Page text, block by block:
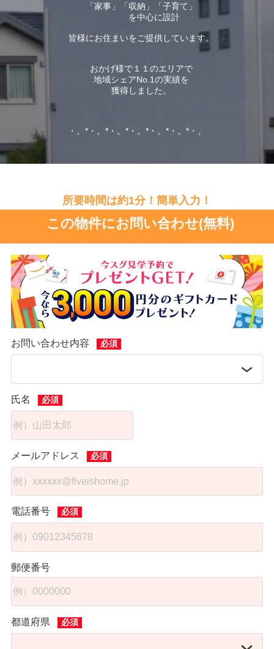
「家事」「収納」「子育て」
を中心に設計
皆様にお住まいをご提供しています。
おかげ様で１１のエリアで
地域シェアNo.1の実績を
獲得しました。
・。*・。*・。*・。*・。*・。*・。
所要時間は約1分！簡単入力！
この物件にお問い合わせ(無料)
お問い合わせ内容
氏名
メールアドレス
電話番号
郵便番号
都道府県